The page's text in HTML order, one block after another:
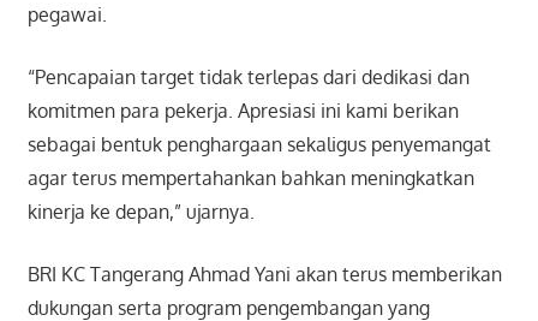
pegawai.
“Pencapaian target tidak terlepas dari dedikasi dan
komitmen para pekerja. Apresiasi ini kami berikan
sebagai bentuk penghargaan sekaligus penyemangat
agar terus mempertahankan bahkan meningkatkan
kinerja ke depan,” ujarnya.
BRI KC Tangerang Ahmad Yani akan terus memberikan
dukungan serta program pengembangan yang